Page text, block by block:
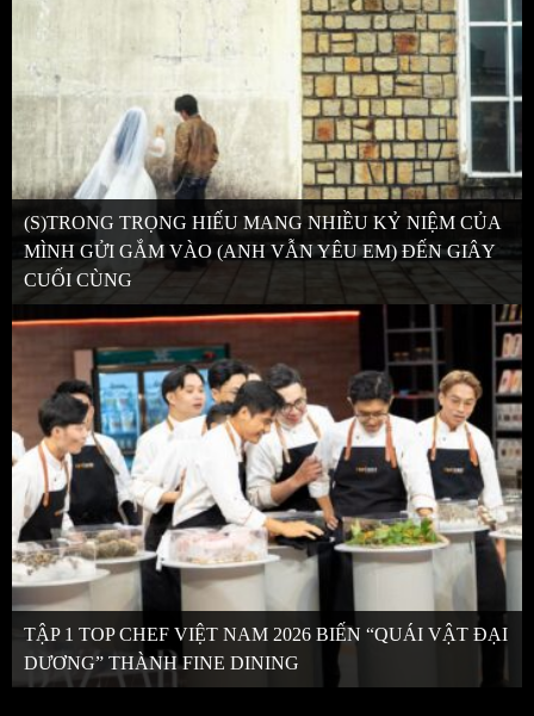
(S)TRONG TRỌNG HIẾU MANG NHIỀU KỶ NIỆM CỦA
MÌNH GỬI GẮM VÀO (ANH VẪN YÊU EM) ĐẾN GIÂY
CUỐI CÙNG
TẬP 1 TOP CHEF VIỆT NAM 2026 BIẾN “QUÁI VẬT ĐẠI
DƯƠNG” THÀNH FINE DINING